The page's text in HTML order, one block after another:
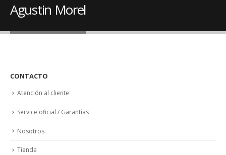
Agustin Morel
CONTACTO
Atención al cliente
Service oficial / Garantías
Nosotros
Tienda